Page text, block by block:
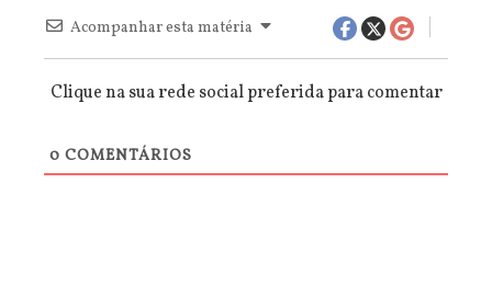
Acompanhar esta matéria
Clique na sua rede social preferida para comentar
0 COMENTÁRIOS